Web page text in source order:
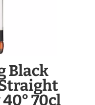
Black
70cl